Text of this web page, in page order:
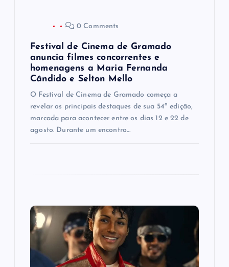
0 Comments
Festival de Cinema de Gramado
anuncia filmes concorrentes e
homenagens a Maria Fernanda
Cândido e Selton Mello
O Festival de Cinema de Gramado começa a
revelar os principais destaques de sua 54ª edição,
marcada para acontecer entre os dias 12 e 22 de
agosto. Durante um encontro…